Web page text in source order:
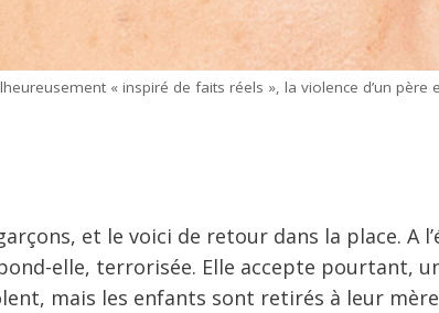
« inspiré de faits réels », la violence d’un père
et le voici de retour dans la place. A
elle, terrorisée. Elle accepte pourtant,
mais les enfants sont retirés à leur